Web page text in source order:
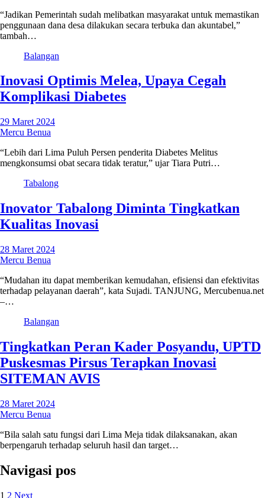
“Jadikan Pemerintah sudah melibatkan masyarakat untuk memastikan
penggunaan dana desa dilakukan secara terbuka dan akuntabel,”
tambah…
Balangan
Inovasi Optimis Melea, Upaya Cegah
Komplikasi Diabetes
29 Maret 2024
Mercu Benua
“Lebih dari Lima Puluh Persen penderita Diabetes Melitus
mengkonsumsi obat secara tidak teratur,” ujar Tiara Putri…
Tabalong
Inovator Tabalong Diminta Tingkatkan
Kualitas Inovasi
28 Maret 2024
Mercu Benua
“Mudahan itu dapat memberikan kemudahan, efisiensi dan efektivitas
terhadap pelayanan daerah”, kata Sujadi. TANJUNG, Mercubenua.net
–…
Balangan
Tingkatkan Peran Kader Posyandu, UPTD
Puskesmas Pirsus Terapkan Inovasi
SITEMAN AVIS
28 Maret 2024
Mercu Benua
“Bila salah satu fungsi dari Lima Meja tidak dilaksanakan, akan
berpengaruh terhadap seluruh hasil dan target…
Navigasi pos
1 2 Next